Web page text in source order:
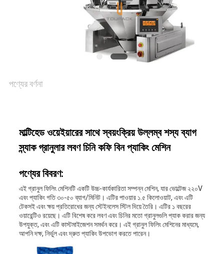
গোপনীয়তা
পণ্যের বর্ণনা
মাল্টিহেড ওয়েইয়ারের সাথে স্বয়ংক্রিয় উল্লম্ব শস্য ব্যাগ
স্ন্যাক গ্রানুলার লবণ চিনি কফি বিন প্যাকিং মেশিন
পণ্যের বিবরণ:
এই গ্রানুল ফিলিং মেশিনটি একটি উচ্চ-কার্যকারিতা সম্পন্ন মেশিন, যার ভোল্টেজ ২২০V
এবং প্যাকিং গতি ৩০-৫০ ব্যাগ/মিনিট। এটির পাওয়ার ১.৫ কিলোওয়াট, এবং এটি
টেকসই এবং ক্ষয় প্রতিরোধের জন্য স্টেইনলেস স্টিল দিয়ে তৈরি। এটির ১ বছরের
ওয়ারেন্টিও রয়েছে। এটি বিশেষ করে লবণ এবং চিনির মতো গ্রানুলগুলি প্যাক করার জন্য
উপযুক্ত, এবং এটি কাস্টমাইজেশন সমর্থন করে। এই গ্রানুল ফিলিং মেশিনের মাধ্যমে,
আপনি দক্ষ, নির্ভুল এবং দ্রুত প্যাকিং উপভোগ করতে পারেন।